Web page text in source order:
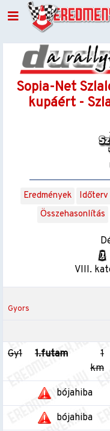
Sopia-Net
kupáért -
Eredmények Időterv
Összehasonlítás
VIII.
Gyors
Gy1 1.futam
1
km
bójahiba
bójahiba